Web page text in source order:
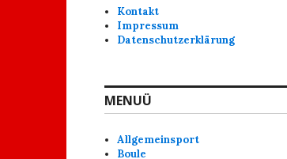
Kontakt
Impressum
Datenschutzerklärung
MENUÜ
Allgemeinsport
Boule